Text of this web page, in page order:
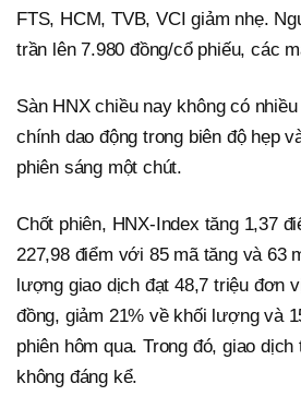
FTS, HCM, TVB, VCI giảm nhẹ.
trần lên 7.980 đồng/cổ phiếu, các
Sàn HNX chiều nay không có
chính dao động trong biên độ hẹp
phiên sáng một chút.
Chốt phiên, HNX-Index tăng 1,37
227,98 điểm với 85 mã tăng và 63
lượng giao dịch đạt 48,7 triệu đơn
đồng, giảm 21% về khối lượng và
phiên hôm qua. Trong đó, giao dịch
không đáng kể.